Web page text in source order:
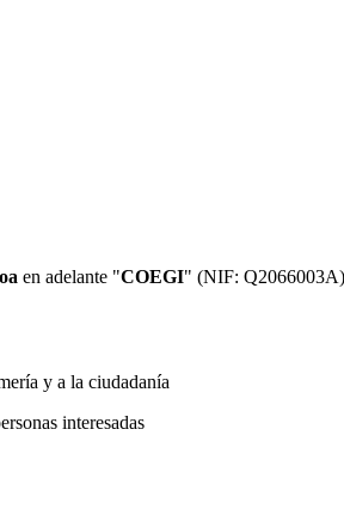
en adelante "COEGI" (NIF: Q2066003A)
y a la ciudadanía
interesadas